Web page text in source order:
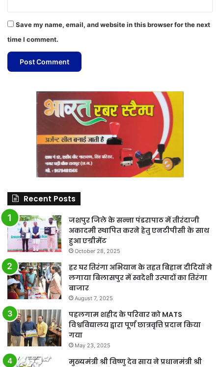
Save my name, email, and website in this browser for the next
time I comment.
Recent Posts
जशपुर जिले के सन्ना पंडरापाठ में तीरंदाजी
अकादमी स्थापित करने हेतु एनटीपीसी के साथ
हुआ एग्रीमेंट
October 28, 2025
हर घर तिरंगा अभियान के तहत बिहान दीदियों ने
लगाया बिलासपुर में स्वदेशी उत्पादों का तिरंगा
बाजार
August 7, 2025
पहलगाम शहीद के परिवार को MATS
विश्वविद्यालय द्वारा पूर्ण छात्रवृत्ति प्रदान किया
गया
May 23, 2025
मुख्यमंत्री श्री विष्णु देव साय ने प्रधानमंत्री श्री